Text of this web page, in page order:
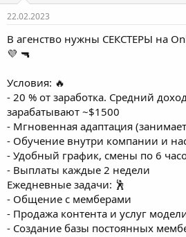
е
м
ч
а
22.02.2023
В агенство нужны СЕКСТЕРЫ на
💜 🔫
Условия: 🔥
- 20 % от заработка. Средний
зарабатывают ~$1500
- Мгновенная адаптация
- Обучение внутри компании и
- Удобный график, смены по 6
- Выплаты каждые 2 недели
Ежедневные задачи: 🕺
- Общение с мемберами
- Продажа контента и услуг
- Создание базы постоянных